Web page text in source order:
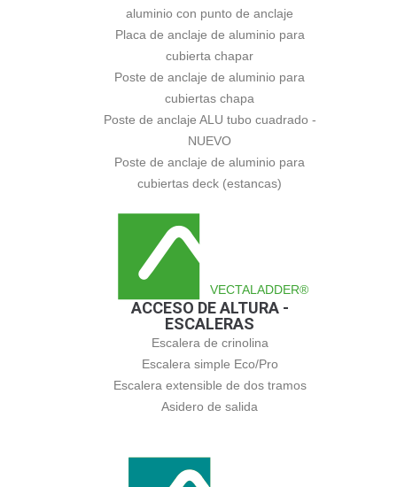
aluminio con punto de anclaje
Placa de anclaje de aluminio para
cubierta chapar
Poste de anclaje de aluminio para
cubiertas chapa
Poste de anclaje ALU tubo cuadrado -
NUEVO
Poste de anclaje de aluminio para
cubiertas deck (estancas)
VECTALADDER®
ACCESO DE ALTURA -
ESCALERAS
Escalera de crinolina
Escalera simple Eco/Pro
Escalera extensible de dos tramos
Asidero de salida